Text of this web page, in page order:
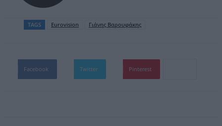
TAGS Eurovision Γιάνης Βαρουφάκης
Facebook Twitter Pinterest